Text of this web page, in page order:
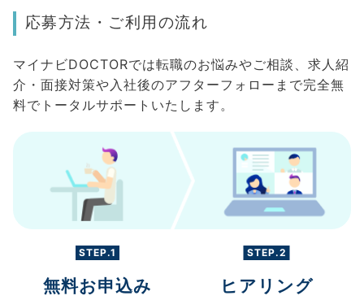
応募方法・ご利用の流れ
マイナビDOCTORでは転職のお悩みやご相談、求人紹
介・面接対策や入社後のアフターフォローまで完全無
料でトータルサポートいたします。
STEP.1
無料お申込み
STEP.2
ヒアリング